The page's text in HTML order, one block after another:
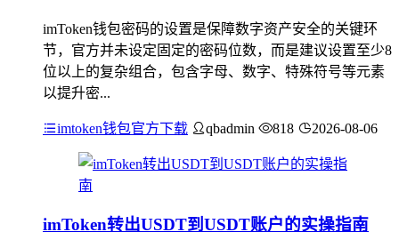
imToken钱包密码的设置是保障数字资产安全的关键环
节，官方并未设定固定的密码位数，而是建议设置至少8
位以上的复杂组合，包含字母、数字、特殊符号等元素
以提升密...
imtoken钱包官方下载 qbadmin 818 2026-08-06
imToken转出USDT到USDT账户的实操指南